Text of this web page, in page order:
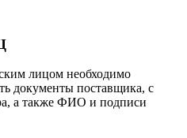
лицом необходимо
документы поставщика, с
а также ФИО и подписи